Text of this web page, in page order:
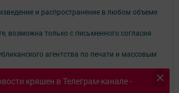
кряшен в Телеграм-канале -
и распространение в любом объеме
возможна только с письменного согласия
агентства по печати и массовым
СМИ, дата: ЭЛ № ФС 77 - 67918 от